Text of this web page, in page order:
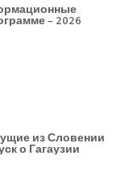
– 2026
из Словении
о Гагаузии